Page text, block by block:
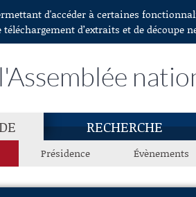
d'accéder à certaines
d’extraits et de découpe
RECHERCHE
Présidence Évènements